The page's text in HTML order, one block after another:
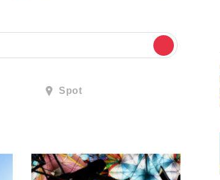
Spot